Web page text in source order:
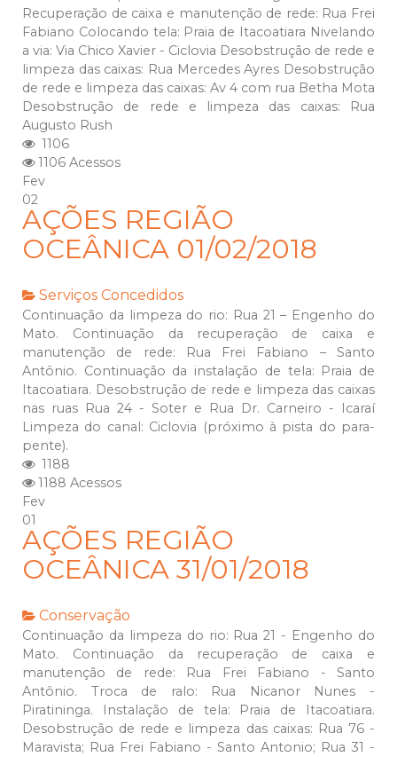
Recuperação de caixa e manutenção de rede: Rua Frei
Fabiano Colocando tela: Praia de Itacoatiara Nivelando
a via: Via Chico Xavier - Ciclovia Desobstrução de rede e
limpeza das caixas: Rua Mercedes Ayres Desobstrução
de rede e limpeza das caixas: Av 4 com rua Betha Mota
Desobstrução de rede e limpeza das caixas: Rua
Augusto Rush
1106
1106 Acessos
Fev
02
AÇÕES REGIÃO
OCEÂNICA 01/02/2018
Serviços Concedidos
Continuação da limpeza do rio: Rua 21 – Engenho do
Mato. Continuação da recuperação de caixa e
manutenção de rede: Rua Frei Fabiano – Santo
Antônio. Continuação da instalação de tela: Praia de
Itacoatiara. Desobstrução de rede e limpeza das caixas
nas ruas Rua 24 - Soter e Rua Dr. Carneiro - Icaraí
Limpeza do canal: Ciclovia (próximo à pista do para-
pente).
1188
1188 Acessos
Fev
01
AÇÕES REGIÃO
OCEÂNICA 31/01/2018
Conservação
Continuação da limpeza do rio: Rua 21 - Engenho do
Mato. Continuação da recuperação de caixa e
manutenção de rede: Rua Frei Fabiano - Santo
Antônio. Troca de ralo: Rua Nicanor Nunes -
Piratininga. Instalação de tela: Praia de Itacoatiara.
Desobstrução de rede e limpeza das caixas: Rua 76 -
Maravista; Rua Frei Fabiano - Santo Antonio; Rua 31 -